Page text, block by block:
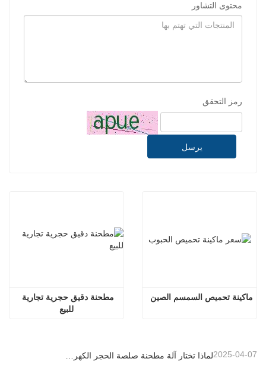
محتوى التشاور
رمز التحقق
يرسل
للبيع
ماكينة تحميص السمسم الصين
لماذا تختار آلة مطحنة صلصة الحجر الكهربائي 2025-04-07